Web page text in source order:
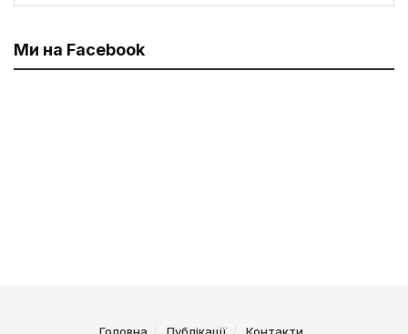
Ми на Facebook
Головна Публікації Контакти